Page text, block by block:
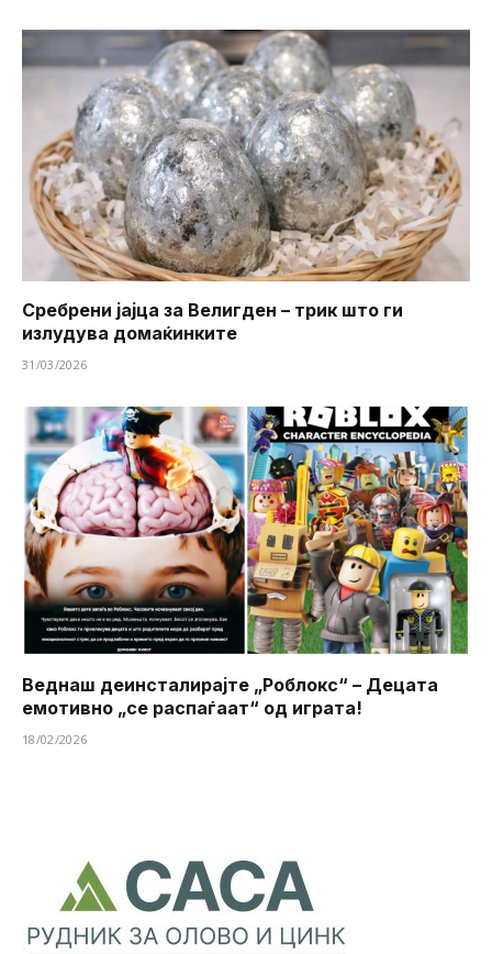
Сребрени јајца за Велигден – трик што ги
излудува домаќинките
31/03/2026
Веднаш деинсталирајте „Роблокс“ – Децата
емотивно „се распаѓаат“ од играта!
18/02/2026